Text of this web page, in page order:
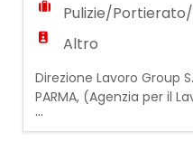
Pulizie/
Altro
Direzione Lavoro Group
PARMA, (Agenzia per il
0000001 del 21/01/2019),
cliente, operante nel
...